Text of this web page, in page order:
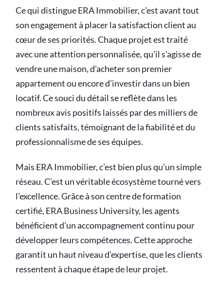
Ce qui distingue ERA Immobilier, c’est avant tout
son engagement à placer la satisfaction client au
cœur de ses priorités. Chaque projet est traité
avec une attention personnalisée, qu’il s’agisse de
vendre une maison, d’acheter son premier
appartement ou encore d’investir dans un bien
locatif. Ce souci du détail se reflète dans les
nombreux avis positifs laissés par des milliers de
clients satisfaits, témoignant de la fiabilité et du
professionnalisme de ses équipes.
Mais ERA Immobilier, c’est bien plus qu’un simple
réseau. C’est un véritable écosystème tourné vers
l’excellence. Grâce à son centre de formation
certifié, ERA Business University, les agents
bénéficient d’un accompagnement continu pour
développer leurs compétences. Cette approche
garantit un haut niveau d’expertise, que les clients
ressentent à chaque étape de leur projet.